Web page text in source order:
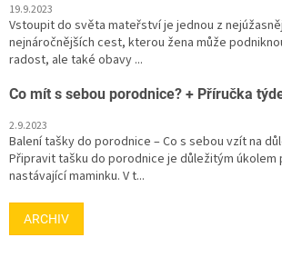
19.9.2023
Vstoupit do světa mateřství je jednou z
nejnáročnějších cest, kterou žena může
radost, ale také obavy ...
Co mít s sebou porodnice? + Příručka
2.9.2023
Balení tašky do porodnice – Co s sebou vzít na
Připravit tašku do porodnice je důležitým úkolem
nastávající maminku. V t...
ARCHIV